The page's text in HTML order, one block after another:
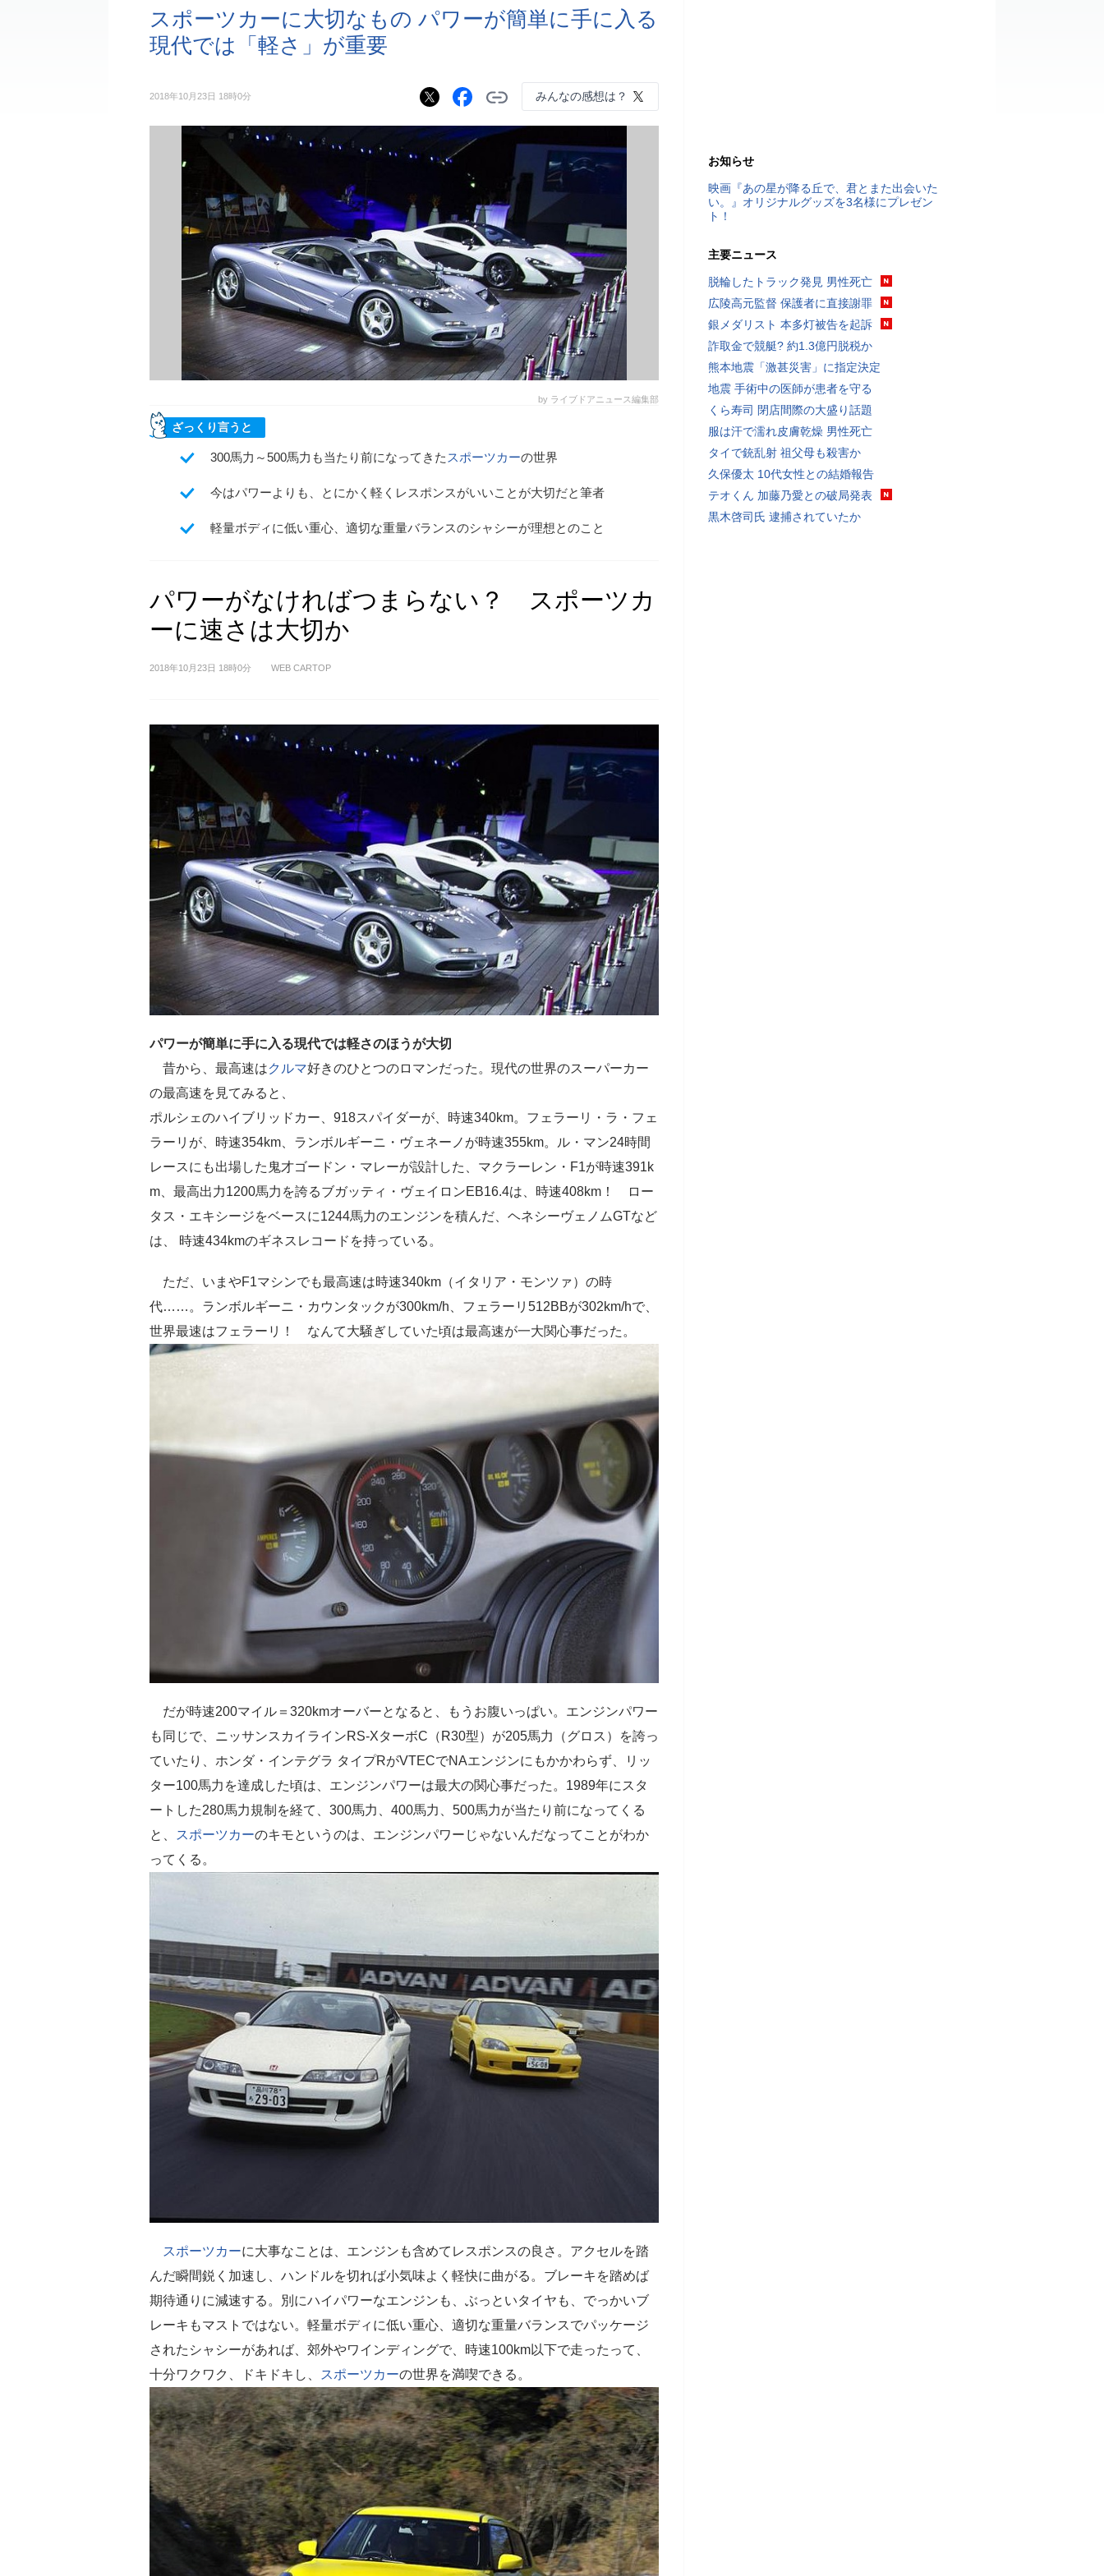
スポーツカーに大切なもの パワーが簡単に手に入る
現代では「軽さ」が重要
2018年10月23日 18時0分 みんなの感想は？
by ライブドアニュース編集部
ざっくり言うと
300馬力～500馬力も当たり前になってきた スポーツカーの世界
今はパワーよりも、とにかく軽くレスポンスがいいことが大切だと筆者
軽量ボディに低い重心、適切な重量バランスのシャシーが理想とのこと
パワーがなければつまらない？ スポーツカ
ーに速さは大切か
2018年10月23日 18時0分 WEB CARTOP
パワーが簡単に手に入る現代では軽さのほうが大切
昔から、最高速はクルマ好きのひとつのロマンだった。現代の世界のスーパーカー
の最高速を見てみると、
ポルシェのハイブリッドカー、918スパイダーが、時速340km。フェラーリ・ラ・フェ
ラーリが、時速354km、ランボルギーニ・ヴェネーノが時速355km。ル・マン24時間
レースにも出場した鬼才ゴードン・マレーが設計した、マクラーレン・F1が時速391k
m、最高出力1200馬力を誇るブガッティ・ヴェイロンEB16.4は、時速408km！ ロー
タス・エキシージをベースに1244馬力のエンジンを積んだ、ヘネシーヴェノムGTなど
は、 時速434kmのギネスレコードを持っている。
ただ、いまやF1マシンでも最高速は時速340km（イタリア・モンツァ）の時
代……。ランボルギーニ・カウンタックが300km/h、フェラーリ512BBが302km/hで、
世界最速はフェラーリ！ なんて大騒ぎしていた頃は最高速が一大関心事だった。
だが時速200マイル＝320kmオーバーとなると、もうお腹いっぱい。エンジンパワー
も同じで、ニッサンスカイラインRS-XターボC（R30型）が205馬力（グロス）を誇っ
ていたり、ホンダ・インテグラ タイプRがVTECでNAエンジンにもかかわらず、リッ
ター100馬力を達成した頃は、エンジンパワーは最大の関心事だった。1989年にスタ
ートした280馬力規制を経て、300馬力、400馬力、500馬力が当たり前になってくる
と、 スポーツカーのキモというのは、エンジンパワーじゃないんだなってことがわか
ってくる。
スポーツカーに大事なことは、エンジンも含めてレスポンスの良さ。アクセルを踏
んだ瞬間鋭く加速し、ハンドルを切れば小気味よく軽快に曲がる。ブレーキを踏めば
期待通りに減速する。別にハイパワーなエンジンも、ぶっといタイヤも、でっかいブ
レーキもマストではない。軽量ボディに低い重心、適切な重量バランスでパッケージ
されたシャシーがあれば、郊外やワインディングで、時速100km以下で走ったって、
十分ワクワク、ドキドキし、
スポーツカーの世界を満喫できる。
お知らせ
映画『あの星が降る丘で、君とまた出会いた
い。』オリジナルグッズを3名様にプレゼン
ト！
主要ニュース
脱輪したトラック発見 男性死亡
広陵高元監督 保護者に直接謝罪
銀メダリスト 本多灯被告を起訴
詐取金で競艇? 約1.3億円脱税か
熊本地震「激甚災害」に指定決定
地震 手術中の医師が患者を守る
くら寿司 閉店間際の大盛り話題
服は汗で濡れ皮膚乾燥 男性死亡
タイで銃乱射 祖父母も殺害か
久保優太 10代女性との結婚報告
テオくん 加藤乃愛との破局発表
黒木啓司氏 逮捕されていたか